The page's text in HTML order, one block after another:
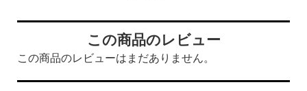
この商品のレビュー
この商品のレビューはまだありません。